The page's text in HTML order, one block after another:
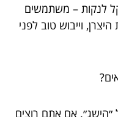
לנקות – משתמשים
וייבוש טוב לפני
אם אתם רוצים